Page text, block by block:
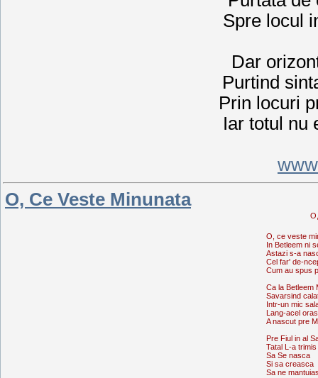
Spre locul
Dar
Purtind
Prin locuri
Iar totul nu
O, Ce Veste Minunata
O, ce veste
In Betleem ni
Astazi s-a
Cel far' de-
Cum au spus
Ca la Betleem
Savarsind
Intr-un mic
Lang-acel oras
A nascut pre
Pre Fiul in al
Tatal L-a trimis
Sa Se nasca
Si sa creasca
Sa ne